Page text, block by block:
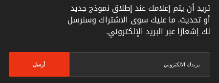
تريد أن يتم إعلامك عند إطلاق نموذج جديد
أو تحديث. ما عليك سوى الاشتراك وسنرسل
لك إشعارًا عبر البريد الإلكتروني.
أرسل